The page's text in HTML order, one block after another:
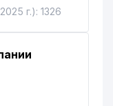
56 м
г.): 1326